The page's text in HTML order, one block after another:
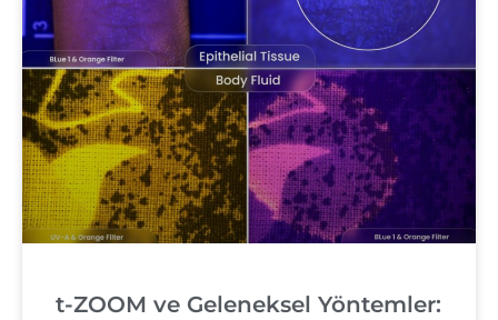
t-ZOOM ve Geleneksel Yöntemler: